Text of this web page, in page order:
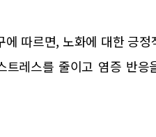
따르면, 노화에 대한 긍
레스를 줄이고 염증 반응